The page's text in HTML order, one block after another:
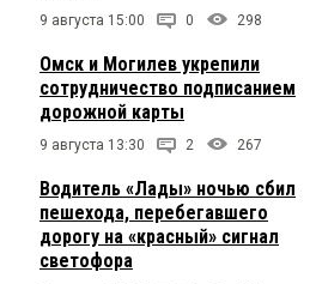
9 августа 15:00 0 298
Омск и Могилев укрепили
сотрудничество подписанием
дорожной карты
9 августа 13:30 2 267
Водитель «Лады» ночью сбил
пешехода, перебегавшего
дорогу на «красный» сигнал
светофора